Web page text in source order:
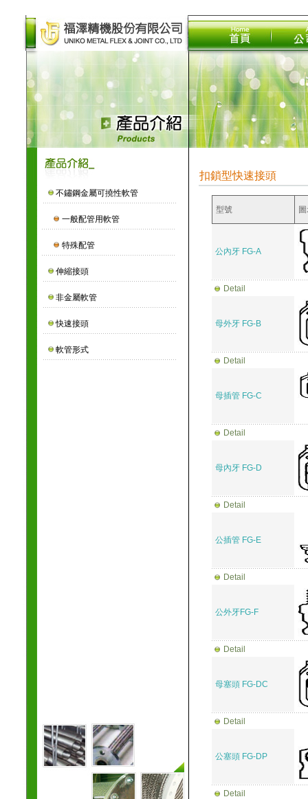
不鏽鋼金屬可撓性軟管
一般配管用軟管
特殊配管
伸縮接頭
非金屬軟管
快速接頭
軟管形式
扣鎖型快速接頭
型號
公內牙 FG-A
Detail
母外牙 FG-B
Detail
母插管 FG-C
Detail
母內牙 FG-D
Detail
公插管 FG-E
Detail
公外牙FG-F
Detail
母塞頭 FG-DC
Detail
公塞頭 FG-DP
Detail